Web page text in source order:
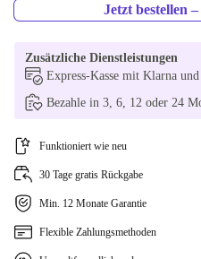
Jetzt bestellen
Zusätzliche Dienstleistungen
Express-Kasse mit Klarna
Bezahle in 3, 6, 12 oder 24
Funktioniert wie neu
30 Tage gratis Rückgabe
Min. 12 Monate Garantie
Flexible Zahlungsmethoden